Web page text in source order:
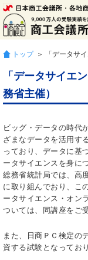
トップ ＞ 「データサ
「データサイエ
務省主催）
ビッグ・データの時代
ざまなデータを活用す
っており、データに基
ータサイエンスを身に
総務省統計局では、高
に取り組んでおり、こ
ータサイエンス・オン
ついては、同講座をご
また、日商ＰＣ検定の
資する試験となってお